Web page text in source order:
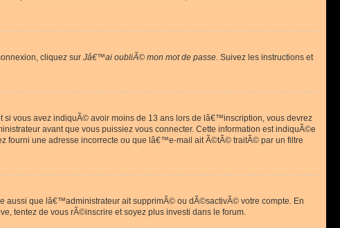
cliquez sur Jâ€™ai oubliÃ© mon mot de passe. Suivez les instructions et
vous avez indiquÃ© avoir moins de 13 ans lors de lâ€™inscription, vous devrez
avant que vous puissiez vous connecter. Cette information est indiquÃ©e
fourni une adresse incorrecte ou que lâ€™e-mail ait Ã©tÃ© traitÃ© par un filtre
que lâ€™administrateur ait supprimÃ© ou dÃ©sactivÃ© votre compte. En
tentez de vous rÃ©inscrire et soyez plus investi dans le forum.